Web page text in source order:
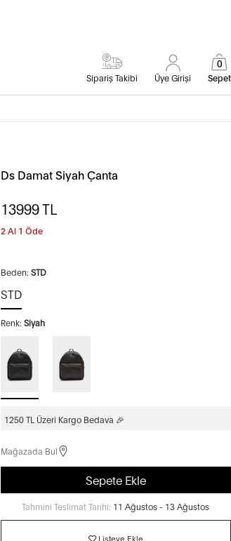
Sipariş Takibi Üye Girişi Sepet
0
Ds Damat Siyah Çanta
13999TL
2 Al 1 Öde
Beden: STD
STD
Renk: Siyah
1250 TL Üzeri Kargo Bedava 🎉
Mağazada Bul
Sepete Ekle
Tahmini Teslimat Tarihi: 11 Ağustos - 13 Ağustos
Listeye Ekle